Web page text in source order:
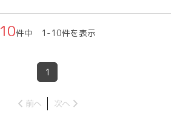
10件中 1-10件を表示
1
前へ 次へ